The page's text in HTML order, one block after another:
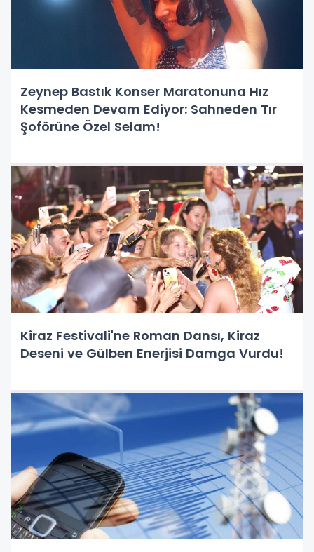
Zeynep Bastık Konser Maratonuna Hız
Kesmeden Devam Ediyor: Sahneden Tır
Şoförüne Özel Selam!
Kiraz Festivali'ne Roman Dansı, Kiraz
Deseni ve Gülben Enerjisi Damga Vurdu!